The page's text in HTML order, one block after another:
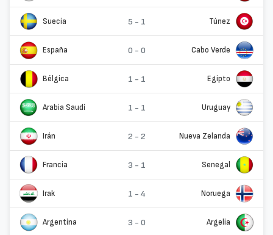
Suecia 5 - 1 Túnez
España 0 - 0 Cabo Verde
Bélgica 1 - 1 Egipto
Arabia Saudí 1 - 1 Uruguay
Irán 2 - 2 Nueva Zelanda
Francia 3 - 1 Senegal
Irak 1 - 4 Noruega
Argentina 3 - 0 Argelia